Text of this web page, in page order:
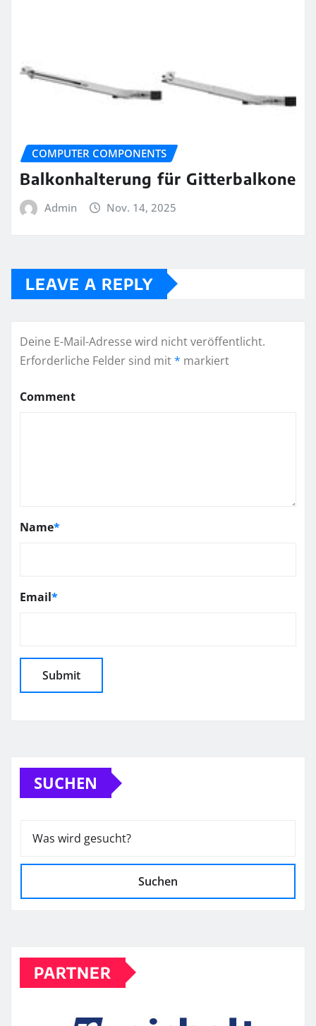
COMPUTER COMPONENTS
Balkonhalterung für Gitterbalkone
Admin Nov. 14, 2025
LEAVE A REPLY
Deine E-Mail-Adresse wird nicht veröffentlicht.
Erforderliche Felder sind mit* markiert
Comment
Name*
Email*
SUCHEN
Suchen
PARTNER